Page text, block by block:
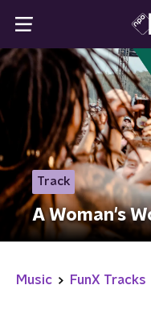
Track
A Woman's
Music FunX Tracks